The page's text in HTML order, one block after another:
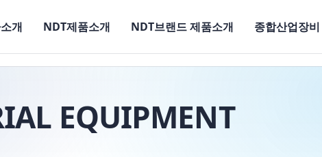
개 NDT제품소개 NDT브랜드 제품소개 종합산업장비
EQUIPMENT